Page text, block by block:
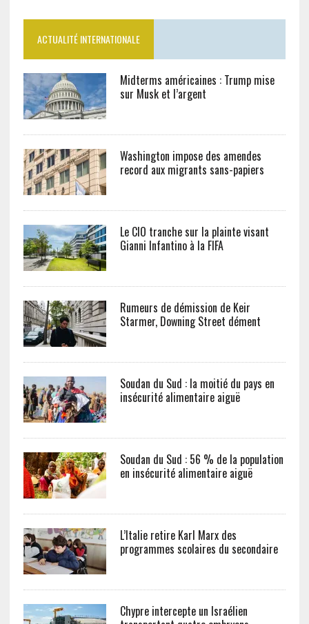
ACTUALITÉ INTERNATIONALE
Midterms américaines : Trump mise
sur Musk et l’argent
Washington impose des amendes
record aux migrants sans-papiers
Le CIO tranche sur la plainte visant
Gianni Infantino à la FIFA
Rumeurs de démission de Keir
Starmer, Downing Street dément
Soudan du Sud : la moitié du pays en
insécurité alimentaire aiguë
Soudan du Sud : 56 % de la population
en insécurité alimentaire aiguë
L’Italie retire Karl Marx des
programmes scolaires du secondaire
Chypre intercepte un Israélien